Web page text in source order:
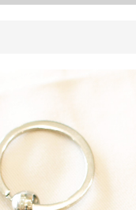
HOPPL Second Line（変
ColoColo Chair &
ColoColo Chest（チェス
ColoColo Kitchen（まま
Stacking Box Toy（ベビ
HOPPL×“Aladdin
bébéd (ベビーベッド)
Choice (ハイチェア)
HOUSE & KIDS BED（プ
GENKI-METER（身長計
First Woody Bike（はじ
Move (ベビージム・マガ
Baby Merry（ベビーメリ
Memory Plate（メモリー
Craft Line（国内生産シ
Baby Toy Line（はじめ
Rocking Horse